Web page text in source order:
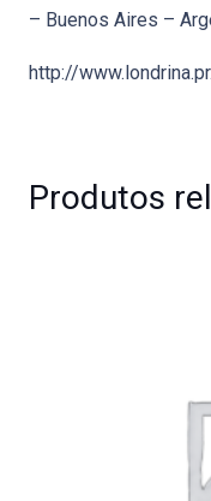
– Buenos Aires –
http://
Produtos